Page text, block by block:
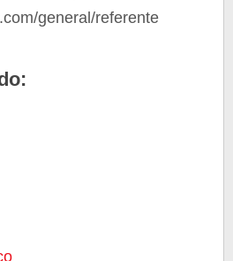
general/referente